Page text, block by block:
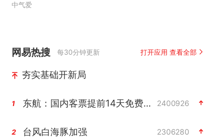
中气爱
网易热搜 每30分钟更新 打开应用 查看全部
夯实基础开新局
1 东航：国内客票提前14天免费退改 2400926
2 台风白海豚加强 2306280